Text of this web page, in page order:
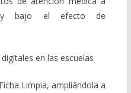
y bajo el efecto de
en las escuelas
Limpia, ampliándola a